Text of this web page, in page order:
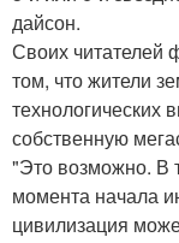
дайсон.
Своих читателей
том, что жители
технологических
собственную
"Это возможно. В
момента начала
цивилизация